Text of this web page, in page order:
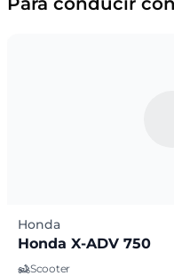
Honda
Honda X-ADV 750
Scooter